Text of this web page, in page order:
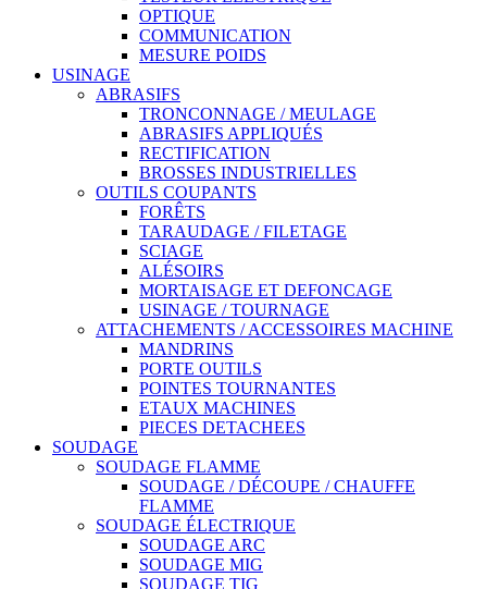
OPTIQUE
COMMUNICATION
MESURE POIDS
USINAGE
ABRASIFS
TRONCONNAGE / MEULAGE
ABRASIFS APPLIQUÉS
RECTIFICATION
BROSSES INDUSTRIELLES
OUTILS COUPANTS
FORÊTS
TARAUDAGE / FILETAGE
SCIAGE
ALÉSOIRS
MORTAISAGE ET DEFONCAGE
USINAGE / TOURNAGE
ATTACHEMENTS / ACCESSOIRES MACHINE
MANDRINS
PORTE OUTILS
POINTES TOURNANTES
ETAUX MACHINES
PIECES DETACHEES
SOUDAGE
SOUDAGE FLAMME
SOUDAGE / DÉCOUPE / CHAUFFE
FLAMME
SOUDAGE ÉLECTRIQUE
SOUDAGE ARC
SOUDAGE MIG
SOUDAGE TIG